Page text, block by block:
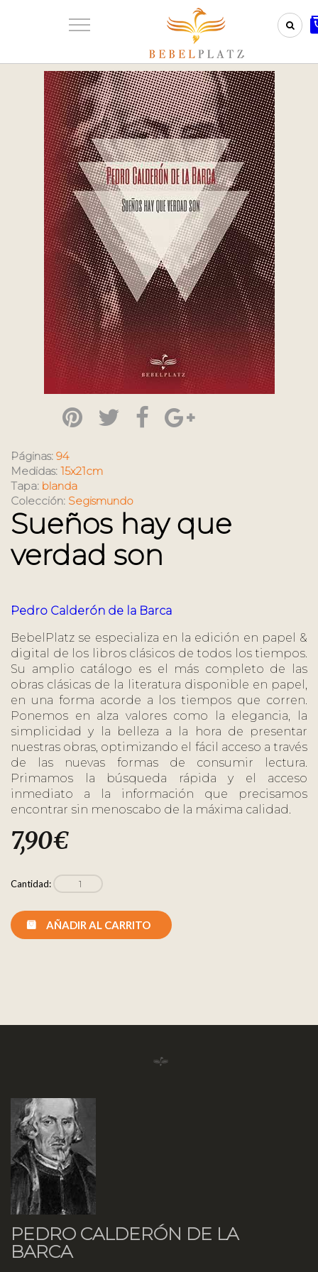
Páginas: 94
Medidas: 15x21cm
Tapa: blanda
Colección: Segismundo
Sueños hay que
verdad son
Pedro Calderón de la Barca
BebelPlatz se especializa en la edición en papel &
digital de los libros clásicos de todos los tiempos.
Su amplio catálogo es el más completo de las
obras clásicas de la literatura disponible en papel,
en una forma acorde a los tiempos que corren.
Ponemos en alza valores como la elegancia, la
simplicidad y la belleza a la hora de presentar
nuestras obras, optimizando el fácil acceso a través
de las nuevas formas de consumir lectura.
Primamos la búsqueda rápida y el acceso
inmediato a la información que precisamos
encontrar sin menoscabo de la máxima calidad.
7,90€
Cantidad:
AÑADIR AL CARRITO
PEDRO CALDERÓN DE LA
BARCA